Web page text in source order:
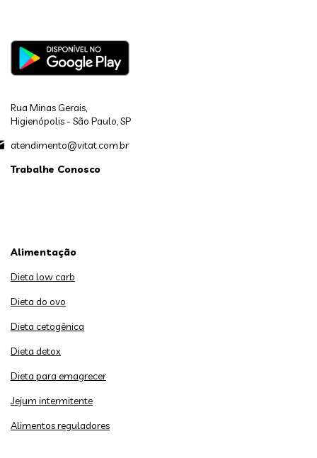
Rua Minas Gerais,
Higienópolis - São Paulo, SP
atendimento@vitat.com.br
Trabalhe Conosco
Alimentação
Dieta low carb
Dieta do ovo
Dieta cetogênica
Dieta detox
Dieta para emagrecer
Jejum intermitente
Alimentos reguladores